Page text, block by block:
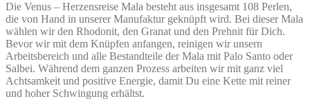
Die Venus – Herzensreise Mala besteht aus insgesamt 108 Perlen,
die von Hand in unserer Manufaktur geknüpft wird. Bei dieser Mala
wählen wir den Rhodonit, den Granat und den Prehnit für Dich.
Bevor wir mit dem Knüpfen anfangen, reinigen wir unsern
Arbeitsbereich und alle Bestandteile der Mala mit Palo Santo oder
Salbei. Während dem ganzen Prozess arbeiten wir mit ganz viel
Achtsamkeit und positive Energie, damit Du eine Kette mit reiner
und hoher Schwingung erhältst.